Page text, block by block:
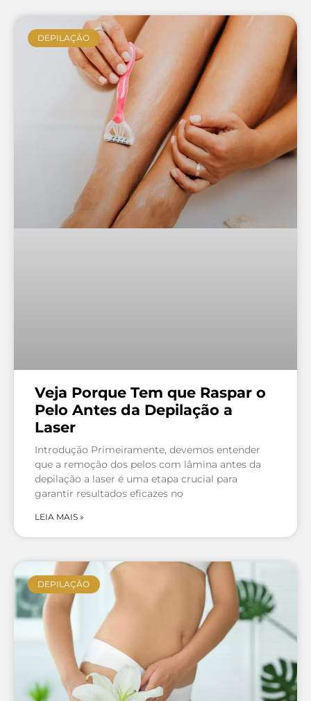
DEPILAÇÃO
Veja Porque Tem que Raspar o
Pelo Antes da Depilação a
Laser
Introdução Primeiramente, devemos entender
que a remoção dos pelos com lâmina antes da
depilação a laser é uma etapa crucial para
garantir resultados eficazes no
LEIA MAIS »
DEPILAÇÃO